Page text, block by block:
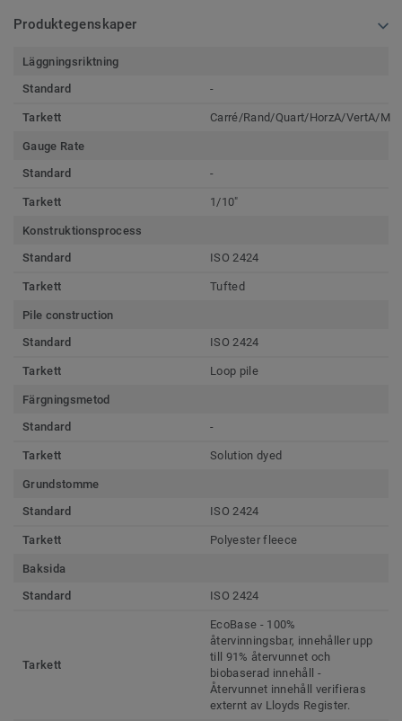
Produktegenskaper
Läggningsriktning
Standard
-
Tarkett Carré/Rand/Quart/HorzA/VertA/M
Gauge Rate
Standard
-
Tarkett 1/10"
Konstruktionsprocess
Standard
ISO 2424
Tarkett Tufted
Pile construction
Standard
ISO 2424
Tarkett Loop pile
Färgningsmetod
Standard
-
Tarkett Solution dyed
Grundstomme
Standard
ISO 2424
Tarkett Polyester fleece
Baksida
Standard
ISO 2424
Tarkett
EcoBase - 100%
återvinningsbar, innehåller upp
till 91% återvunnet och
biobaserad innehåll -
Återvunnet innehåll verifieras
externt av Lloyds Register.